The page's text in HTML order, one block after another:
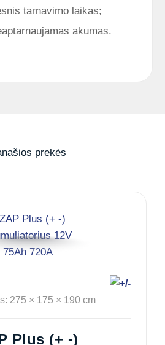
tarnavimo laikas;
akumas.
prekės
275 × 175 × 190 cm
Plus (+ -)